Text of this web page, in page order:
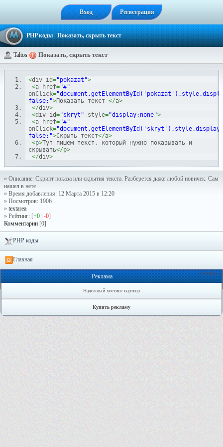
Вход Регистрация
PHP коды| Показать, скрыть текст
Taltos Показать, скрыть текст
<div id="pokazat">
<a href="#"
onClick=
false;">Показать текст </a>
</div>
<div id="skryt" style="display:none">
<a href="#"
onClick=
false;">Скрыть текст</a>
<p>Тут пишем текст ,
который нужно показывать и
скрывать</p>
</div>
» Описание: Скрипт показа или скрытия текста. Разберется даже любой новичек. Сам
нашел в нете
» Время добавления: 12 Марта 2015 в 12:20
» Посмотров: 1906
» textarea
» Рейтинг: [+0 -0]
Комментарии [0]
PHP коды
Главная
Онлайн: 1
Реклама
Надёжный хостинг партнер
Купить рекламу